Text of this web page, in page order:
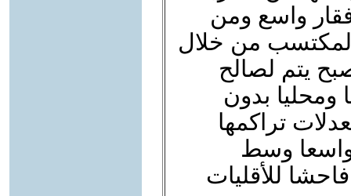
واسع ومن
من خلال
يتم لصالح
ومحليا بدون
تراكمها
واسعا وسط
للأقليات